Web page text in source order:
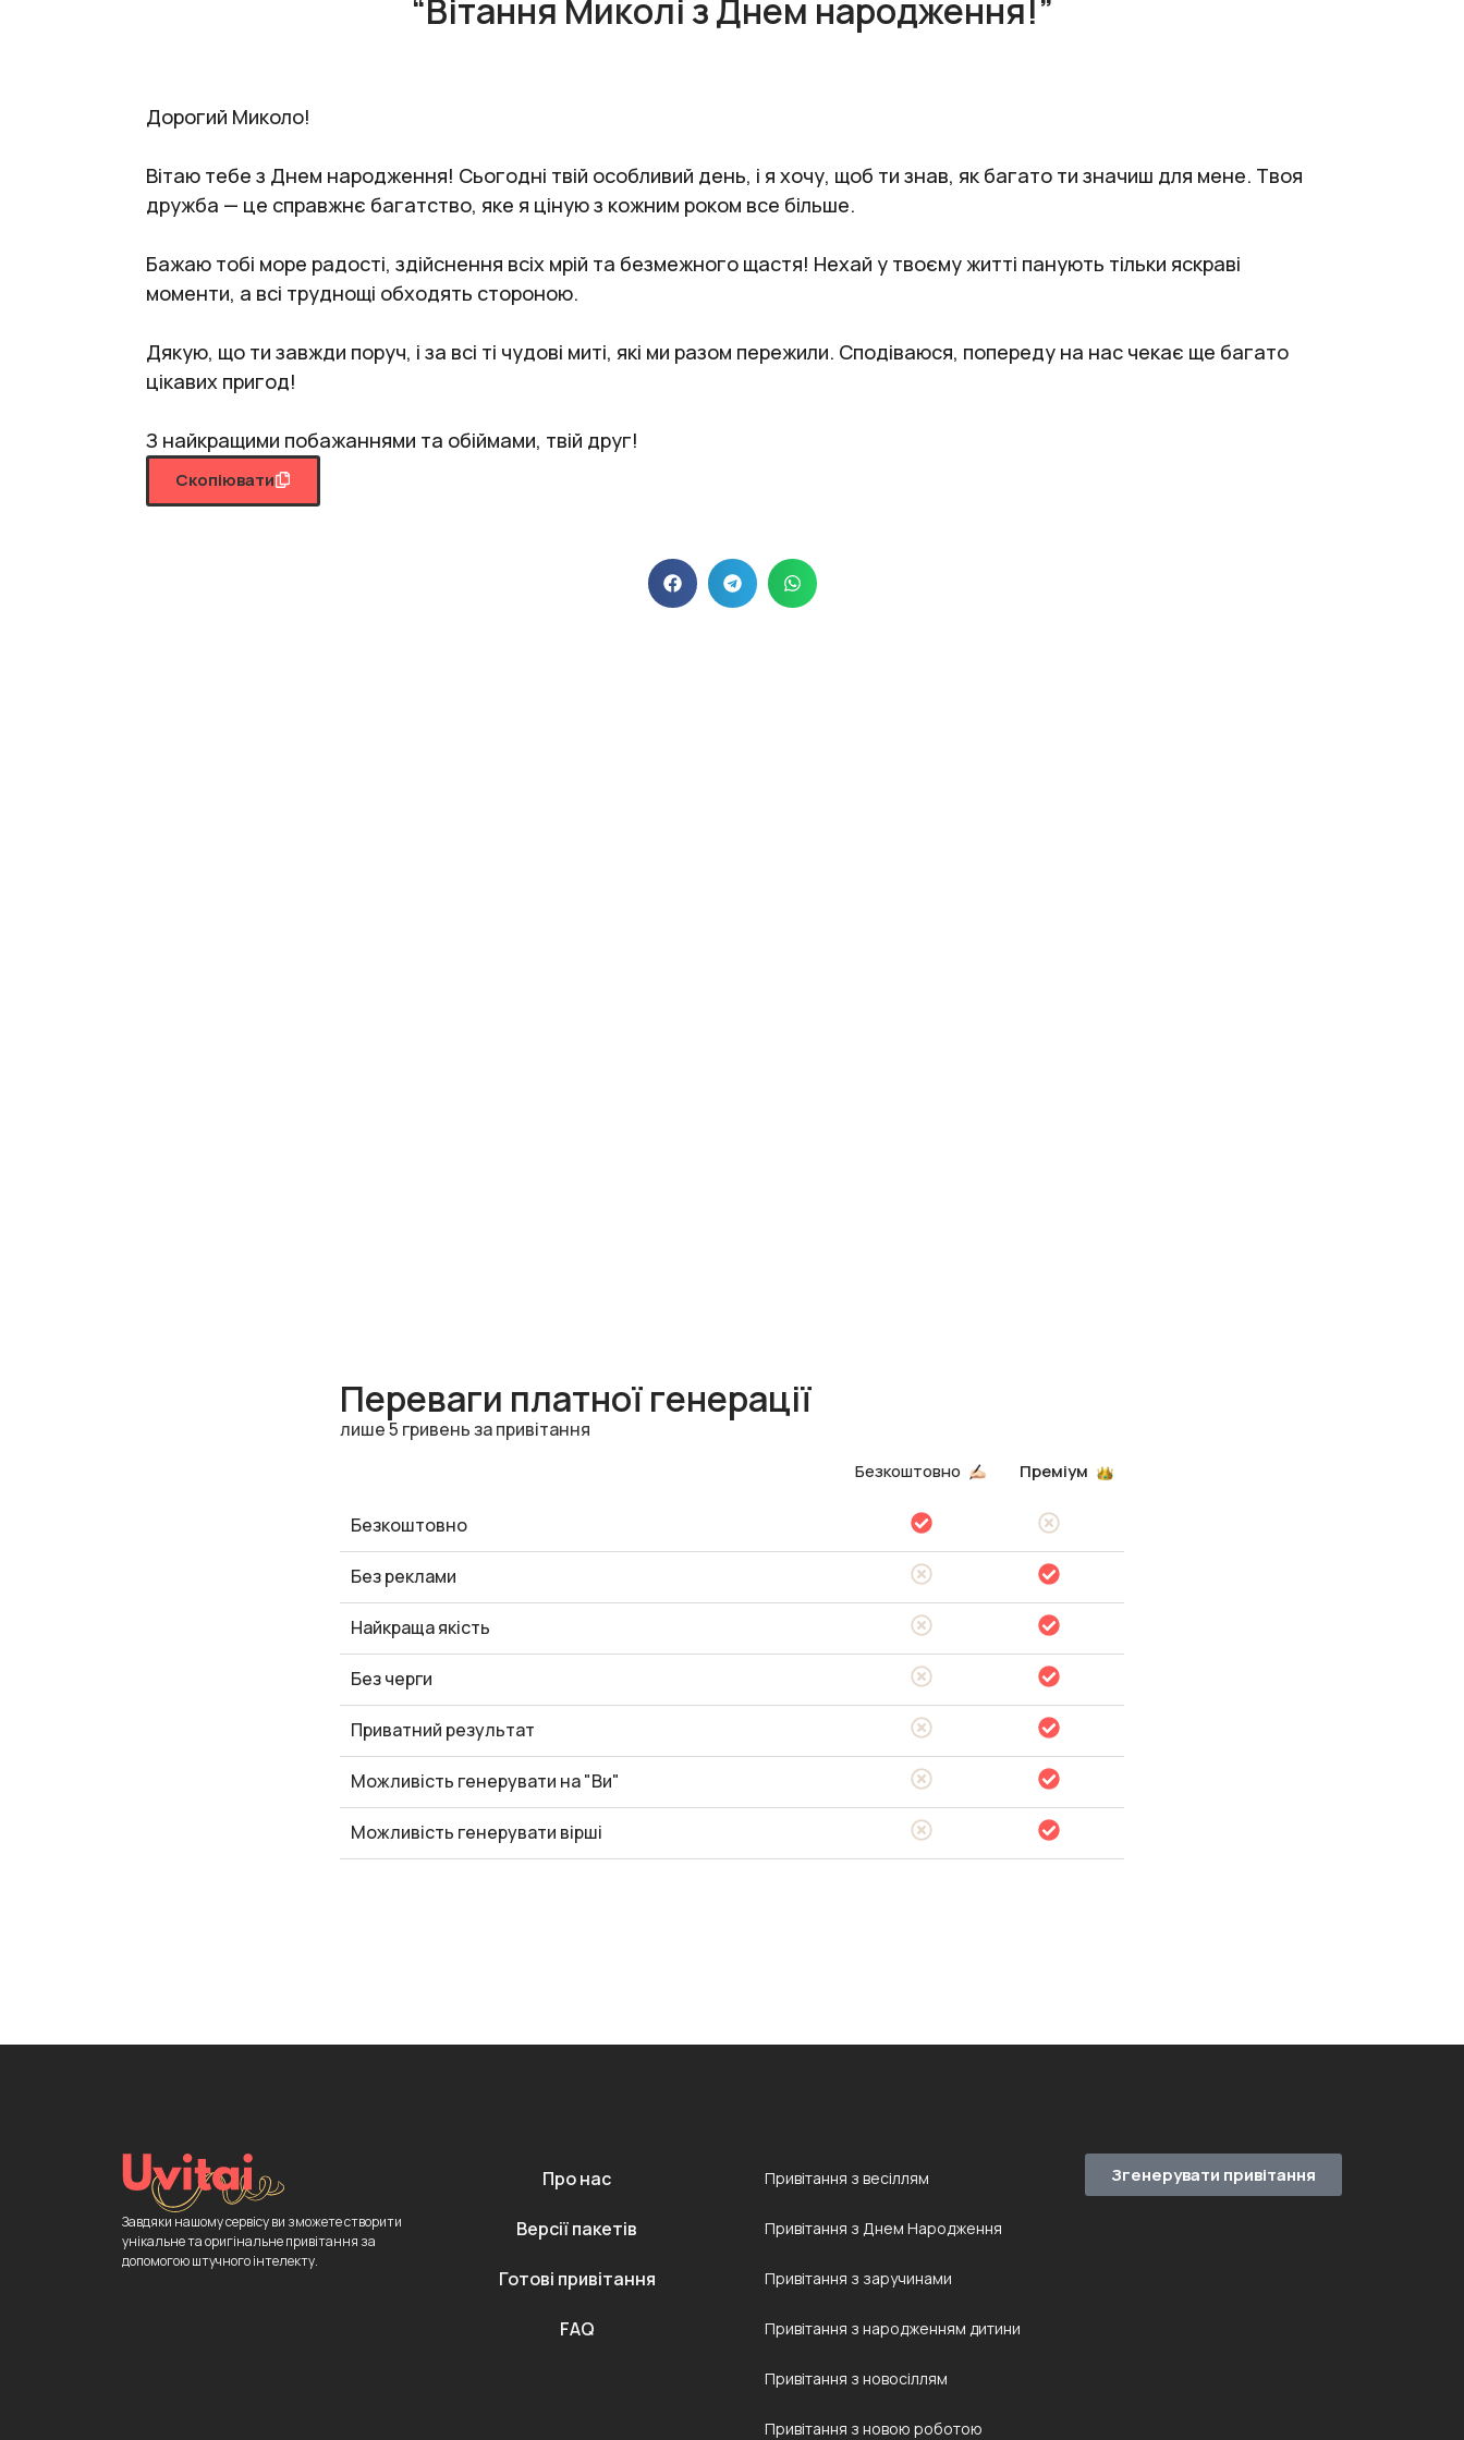
“Вітання Миколі з Днем народження!”
Дорогий Миколо!
Вітаю тебе з Днем народження! Сьогодні твій особливий день, і я хочу, щоб ти знав, як багато ти значиш для мене. Твоя
дружба — це справжнє багатство, яке я ціную з кожним роком все більше.
Бажаю тобі море радості, здійснення всіх мрій та безмежного щастя! Нехай у твоєму житті панують тільки яскраві
моменти, а всі труднощі обходять стороною.
Дякую, що ти завжди поруч, і за всі ті чудові миті, які ми разом пережили. Сподіваюся, попереду на нас чекає ще багато
цікавих пригод!
З найкращими побажаннями та обіймами, твій друг!
Скопіювати
Переваги платної генерації
лише 5 гривень за привітання
Безкоштовно Преміум
Безкоштовно
Без реклами
Найкраща якість
Без черги
Приватний результат
Можливість генерувати на "Ви"
Можливість генерувати вірші
Завдяки нашому сервісу ви зможете створити
унікальне та оригінальне привітання за
допомогою штучного інтелекту.
Про нас
Версії пакетів
Готові привітання
FAQ
Привітання з весіллям
Привітання з Днем Народження
Привітання з заручинами
Привітання з народженням дитини
Привітання з новосіллям
Привітання з новою роботою
Згенерувати привітання